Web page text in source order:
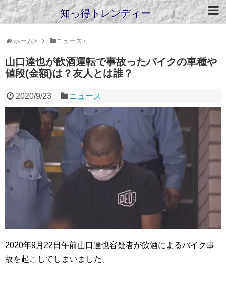
知っ得トレンディー
ホーム> ニュース>
山口達也が飲酒運転で事故ったバイクの車種や
値段(金額)は？友人とは誰？
2020/9/23 ニュース
2020年9月22日午前山口達也容疑者が飲酒によるバイク事
故を起こしてしまいました。